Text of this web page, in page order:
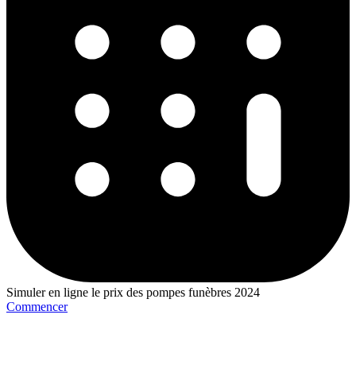
Simuler en ligne le prix des pompes funèbres 2024
Commencer